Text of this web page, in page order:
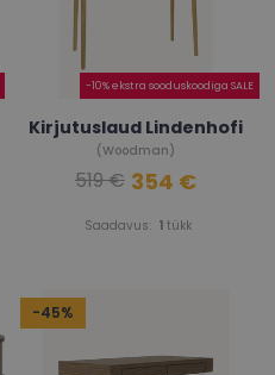
-10% ekstra sooduskoodiga SALE
Kirjutuslaud Lindenhofi
(Woodman)
Saadavus: 1tükk
519 € 354 €
-45%